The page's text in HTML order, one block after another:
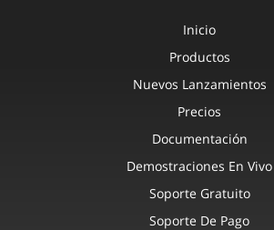
Inicio
Productos
Nuevos Lanzamientos
Precios
Documentación
Demostraciones En Vivo
Soporte Gratuito
Soporte De Pago